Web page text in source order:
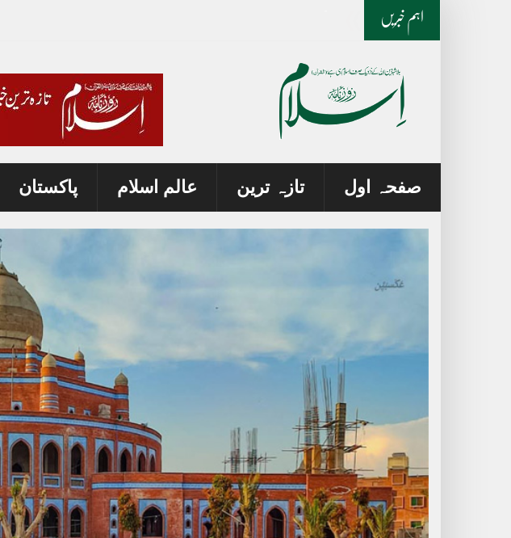
اہم خبریں
صفحہ اول تازہ ترین عالم اسلام پاکستان